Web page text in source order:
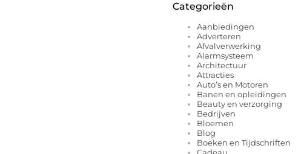
Categorieën
Aanbiedingen
Adverteren
Afvalverwerking
Alarmsysteem
Architectuur
Attracties
Auto’s en Motoren
Banen en opleidingen
Beauty en verzorging
Bedrijven
Bloemen
Blog
Boeken en Tijdschriften